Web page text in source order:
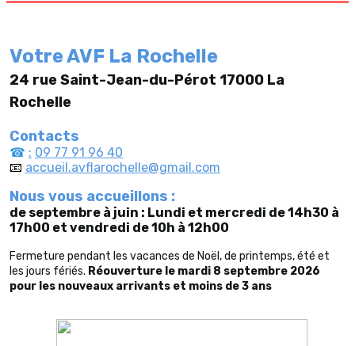
Votre AVF La Rochelle
24 rue Saint-Jean-du-Pérot 17000 La
Rochelle
Contacts
☎ : 09 77 91 96 40
📧 accueil.avflarochelle@gmail.com
Nous vous accueillons :
de septembre à juin : Lundi et mercredi de 14h30 à
17h00 et vendredi de 10h à 12h00
Fermeture pendant les vacances de Noël, de printemps, été et
les jours fériés. Réouverture le mardi 8 septembre 2026
pour les nouveaux arrivants et moins de 3 ans